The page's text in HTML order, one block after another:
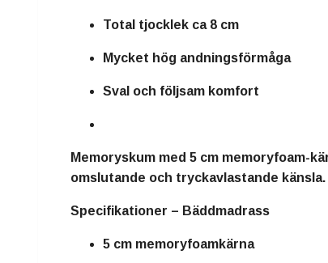
Total tjocklek ca 8 cm
Mycket hög andningsförmåga
Sval och följsam komfort
Memoryskum med 5 cm memoryfoam-
omslutande och tryckavlastande
Specifikationer – Bäddmadrass
5 cm memoryfoamkärna